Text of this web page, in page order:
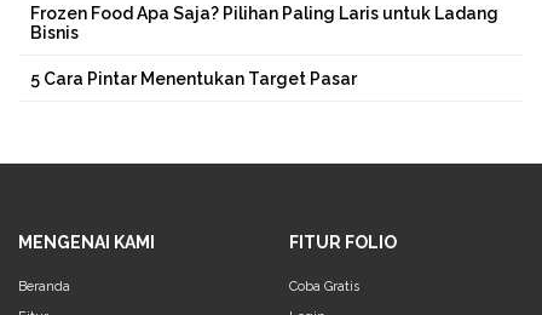
Frozen Food Apa Saja? Pilihan Paling Laris untuk Ladang
Bisnis
5 Cara Pintar Menentukan Target Pasar
MENGENAI KAMI
Beranda
FITUR FOLIO
Coba Gratis